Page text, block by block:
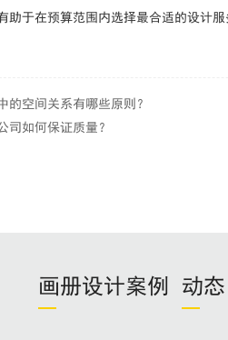
助于在预算范围内选择最合适的设计
的空间关系有哪些原则？
司如何保证质量？
画册设计案例 动态